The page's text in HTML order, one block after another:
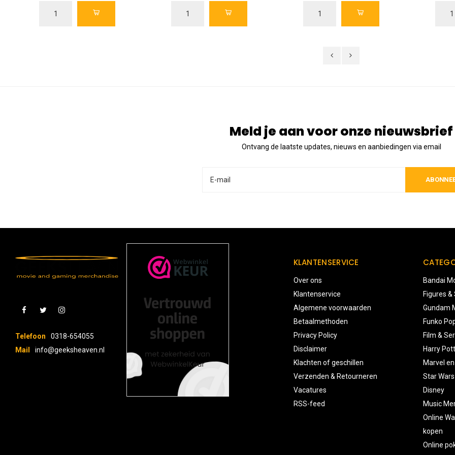
Meld je aan voor onze nieuwsbrief
Ontvang de laatste updates, nieuws en aanbiedingen via email
Telefoon
0318-654055
Mail
info@geeksheaven.nl
KLANTENSERVICE
Over ons
Klantenservice
Algemene voorwaarden
Betaalmethoden
Privacy Policy
Disclaimer
Klachten of geschillen
Verzenden & Retourneren
Vacatures
RSS-feed
Bandai
Figures
Gundam
Funko
Film &
Harry
Marvel en
Star Wars
Disney
Music
Online
kopen
Online